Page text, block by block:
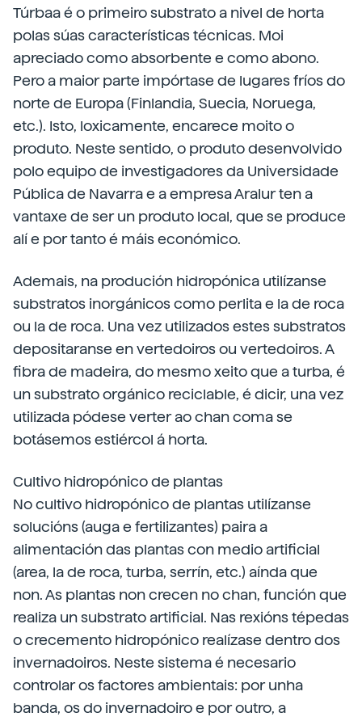
Túrbaa é o primeiro substrato a nivel de horta
polas súas características técnicas. Moi
apreciado como absorbente e como abono.
Pero a maior parte impórtase de lugares fríos do
norte de Europa (Finlandia, Suecia, Noruega,
etc.). Isto, loxicamente, encarece moito o
produto. Neste sentido, o produto desenvolvido
polo equipo de investigadores da Universidade
Pública de Navarra e a empresa Aralur ten a
vantaxe de ser un produto local, que se produce
alí e por tanto é máis económico.
Ademais, na produción hidropónica utilízanse
substratos inorgánicos como perlita e la de roca
ou la de roca. Una vez utilizados estes substratos
depositaranse en vertedoiros ou vertedoiros. A
fibra de madeira, do mesmo xeito que a turba, é
un substrato orgánico reciclable, é dicir, una vez
utilizada pódese verter ao chan coma se
botásemos estiércol á horta.
Cultivo hidropónico de plantas
No cultivo hidropónico de plantas utilízanse
solucións (auga e fertilizantes) paira a
alimentación das plantas con medio artificial
(area, la de roca, turba, serrín, etc.) aínda que
non. As plantas non crecen no chan, función que
realiza un substrato artificial. Nas rexións tépedas
o crecemento hidropónico realízase dentro dos
invernadoiros. Neste sistema é necesario
controlar os factores ambientais: por unha
banda, os do invernadoiro e por outro, a